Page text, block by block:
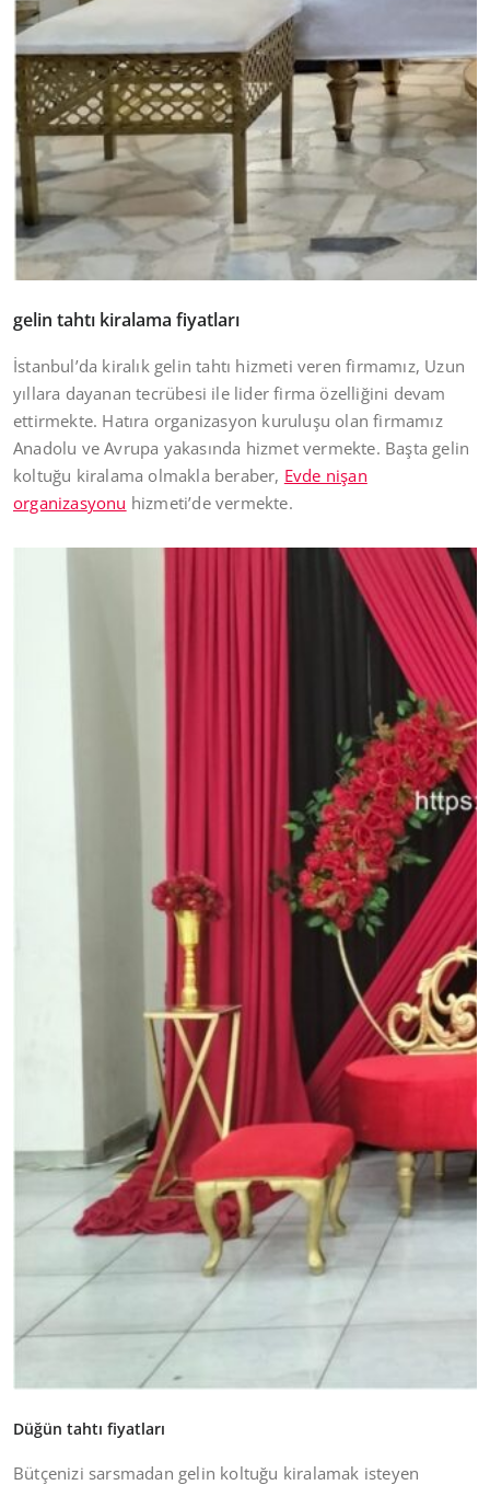
gelin tahtı kiralama fiyatları
İstanbul’da kiralık gelin tahtı hizmeti veren firmamız, Uzun
yıllara dayanan tecrübesi ile lider firma özelliğini devam
ettirmekte. Hatıra organizasyon kuruluşu olan firmamız
Anadolu ve Avrupa yakasında hizmet vermekte. Başta gelin
koltuğu kiralama olmakla beraber, Evde nişan
organizasyonu hizmeti’de vermekte.
Düğün tahtı fiyatları
Bütçenizi sarsmadan gelin koltuğu kiralamak isteyen